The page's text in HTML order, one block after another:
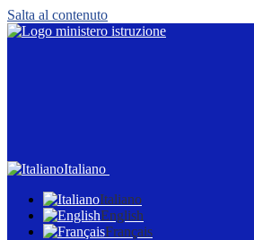
Salta al contenuto
Italiano
Italiano
English
Français